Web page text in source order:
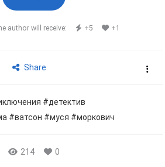
author will receive: +5 +1
Share
#детектив
#ватсон #муся #моркович
214 0